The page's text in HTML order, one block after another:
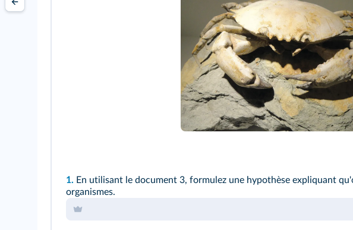
1. En utilisant le document 3, formulez une hypothèse expliquant
organismes.